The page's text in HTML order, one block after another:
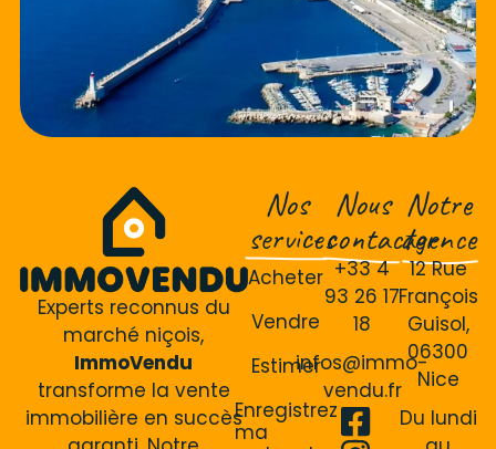
Experts reconnus du
marché niçois,
ImmoVendu
transforme la vente
immobilière en succès
Nos
services
Acheter
Vendre
Estimer
Enregistrez
ma
Nous
contacter
+33 4
93 26 17
18
infos@immo-
vendu.fr
Notre
agence
12 Rue
François
Guisol,
06300
Nice
Du lundi